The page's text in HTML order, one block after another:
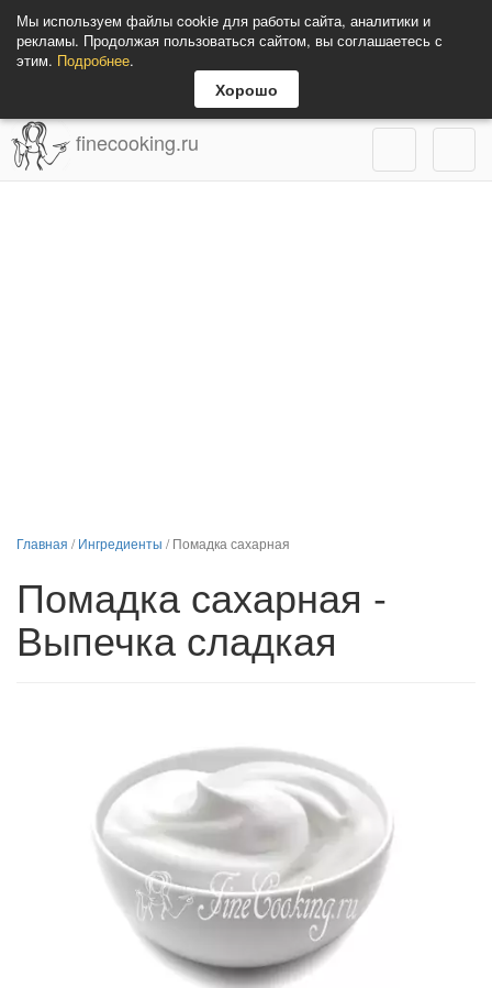
Мы используем файлы cookie для работы сайта, аналитики и
рекламы. Продолжая пользоваться сайтом, вы соглашаетесь с
этим. Подробнее.
Хорошо
finecooking.ru
Главная /Ингредиенты /Помадка сахарная
Помадка сахарная -
Выпечка сладкая